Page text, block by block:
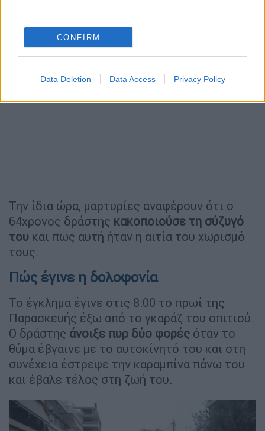
CONFIRM
Data Deletion Data Access Privacy Policy
χωρισμό .
Την ίδια ώρα, μαρτυρίες αναφέρουν ότι ο
64χρονος δράστης κακοποιούσε τη σύζυγό
του και πως αυτή ήταν η αιτία του χωρισμό
τους.
Πώς έγινε η δολοφονία
Το έγκλημα έγινε στις 8:00 το πρωί της
Παρασκευής έξω από το γκαράζ του σπιτιού.
Ο δράστης άνοιξε πυρ δύο φορές όταν το
θύμα έβγαινε με το αυτοκίνητό του και στη
συνέχεια έστρεψε την καραμπίνα πάνω του
και έβαλε τέλος στη ζωή του.